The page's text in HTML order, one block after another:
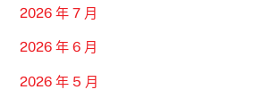
2026 年 7 月
2026 年 6 月
2026 年 5 月